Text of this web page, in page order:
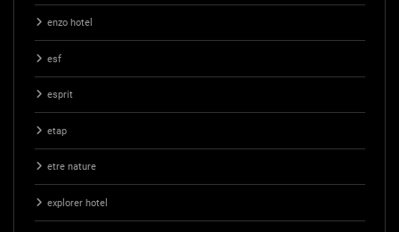
enzo hotel
esf
esprit
etap
etre nature
explorer hotel